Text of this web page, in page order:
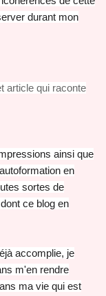
durant mon
article qui raconte
ainsi que
en
sortes de
ce blog en
accomplie, je
m'en rendre
ma vie qui est